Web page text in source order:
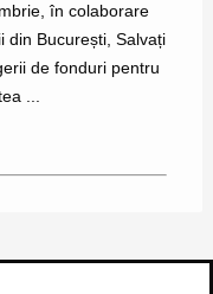
în colaborare
din București, Salvați
de fonduri pentru
...